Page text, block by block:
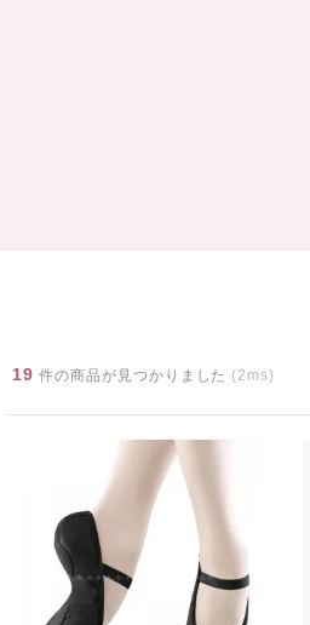
19 件の商品が見つかりました (2ms)